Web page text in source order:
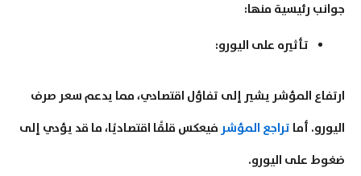
جوانب رئيسية منها:
تأثيره على اليورو:
ارتفاع المؤشر يشير إلى تفاؤل اقتصادي، مما يدعم سعر صرف
اليورو. أما تراجع المؤشر فيعكس قلقًا اقتصاديًا، ما قد يؤدي إلى
ضغوط على اليورو.